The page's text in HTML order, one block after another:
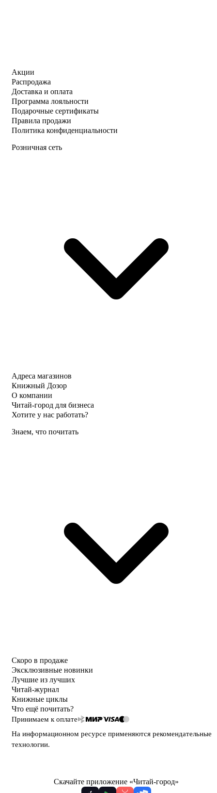
Акции
Распродажа
Доставка и оплата
Программа лояльности
Подарочные сертификаты
Правила продажи
Политика конфиденциальности
Розничная сеть
Адреса магазинов
Книжный Дозор
О компании
Читай-город для бизнеса
Хотите у нас работать?
Знаем, что почитать
Скоро в продаже
Эксклюзивные новинки
Лучшие из лучших
Читай-журнал
Книжные циклы
Что ещё почитать?
Принимаем к оплате
На информационном ресурсе применяются рекомендательные
технологии.
Скачайте приложение «Читай-город»